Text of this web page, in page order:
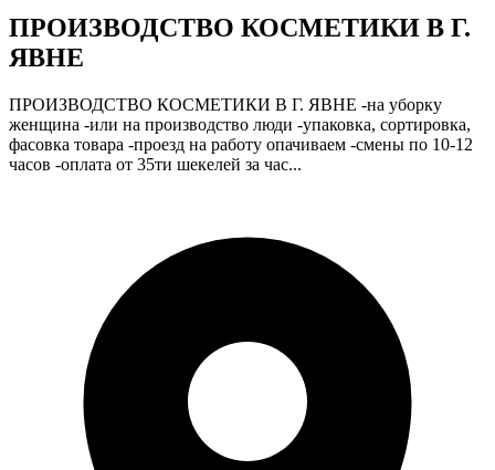
ПРОИЗВОДСТВО КОСМЕТИКИ В Г.
ЯВНЕ
ПРОИЗВОДСТВО КОСМЕТИКИ В Г. ЯВНЕ -на уборку
женщина -или на производство люди -упаковка, сортировка,
фасовка товара -проезд на работу опачиваем -смены по 10-12
часов -оплата от 35ти шекелей за час...